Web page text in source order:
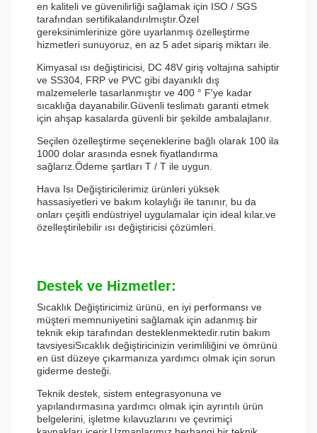
en kaliteli ve güvenilirliği sağlamak için ISO / SGS
tarafından sertifikalandırılmıştır.Özel
gereksinimlerinize göre uyarlanmış özelleştirme
hizmetleri sunuyoruz, en az 5 adet sipariş miktarı ile.
Kimyasal ısı değiştiricisi, DC 48V giriş voltajına sahiptir
ve SS304, FRP ve PVC gibi dayanıklı dış
malzemelerle tasarlanmıştır ve 400 ° F'ye kadar
sıcaklığa dayanabilir.Güvenli teslimatı garanti etmek
için ahşap kasalarda güvenli bir şekilde ambalajlanır.
Seçilen özelleştirme seçeneklerine bağlı olarak 100 ila
1000 dolar arasında esnek fiyatlandırma
sağlarız.Ödeme şartları T / T ile uygun.
Hava Isı Değiştiricilerimiz ürünleri yüksek
hassasiyetleri ve bakım kolaylığı ile tanınır, bu da
onları çeşitli endüstriyel uygulamalar için ideal kılar.ve
özelleştirilebilir ısı değiştiricisi çözümleri.
Destek ve Hizmetler:
Sıcaklık Değiştiricimiz ürünü, en iyi performansı ve
müşteri memnuniyetini sağlamak için adanmış bir
teknik ekip tarafından desteklenmektedir.rutin bakım
tavsiyesiSıcaklık değiştiricinizin verimliliğini ve ömrünü
en üst düzeye çıkarmanıza yardımcı olmak için sorun
giderme desteği.
Teknik destek, sistem entegrasyonuna ve
yapılandırmasına yardımcı olmak için ayrıntılı ürün
belgelerini, işletme kılavuzlarını ve çevrimiçi